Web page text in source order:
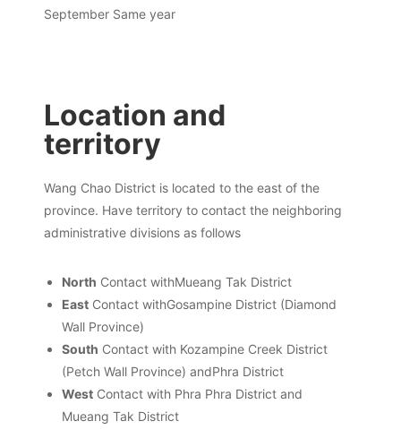
September Same year
Location and
territory
Wang Chao District is located to the east of the
province. Have territory to contact the neighboring
administrative divisions as follows
North Contact withMueang Tak District
East Contact withGosampine District (Diamond
Wall Province)
South Contact with Kozampine Creek District
(Petch Wall Province) andPhra District
West Contact with Phra Phra District and
Mueang Tak District